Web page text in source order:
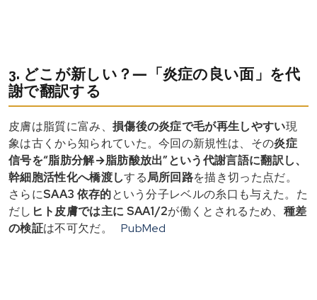
3. どこが新しい？―「炎症の良い面」を代
謝で翻訳する
皮膚は脂質に富み、 損傷後の炎症で毛が再生しやすい現
象は古くから知られていた。今回の新規性は、その炎症
信号を“脂肪分解→脂肪酸放出”という代謝言語に翻訳し、
幹細胞活性化へ橋渡しする局所回路を描き切った点だ。
さらにSAA3 依存的という分子レベルの糸口も与えた。た
だし ヒト皮膚では主に SAA1/2が働くとされるため、 種差
の検証は不可欠だ。 PubMed